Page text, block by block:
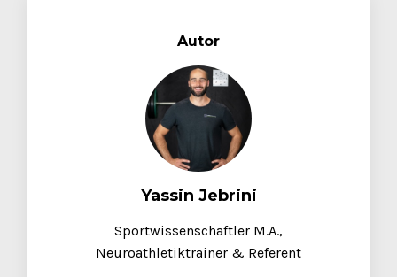
Autor
Yassin Jebrini
Sportwissenschaftler M.A.,
Neuroathletiktrainer & Referent